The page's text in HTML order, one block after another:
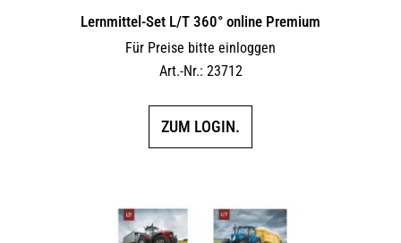
Lernmittel-Set L/T 360° online Premium
Für Preise bitte einloggen
Art.-Nr.: 23712
ZUM LOGIN.